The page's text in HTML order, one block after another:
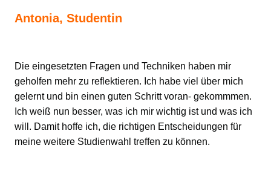
Antonia, Studentin
Die eingesetzten Fragen und Techniken haben mir
geholfen mehr zu reflektieren. Ich habe viel über mich
gelernt und bin einen guten Schritt voran- gekommmen.
Ich weiß nun besser, was ich mir wichtig ist und was ich
will. Damit hoffe ich, die richtigen Entscheidungen für
meine weitere Studienwahl treffen zu können.